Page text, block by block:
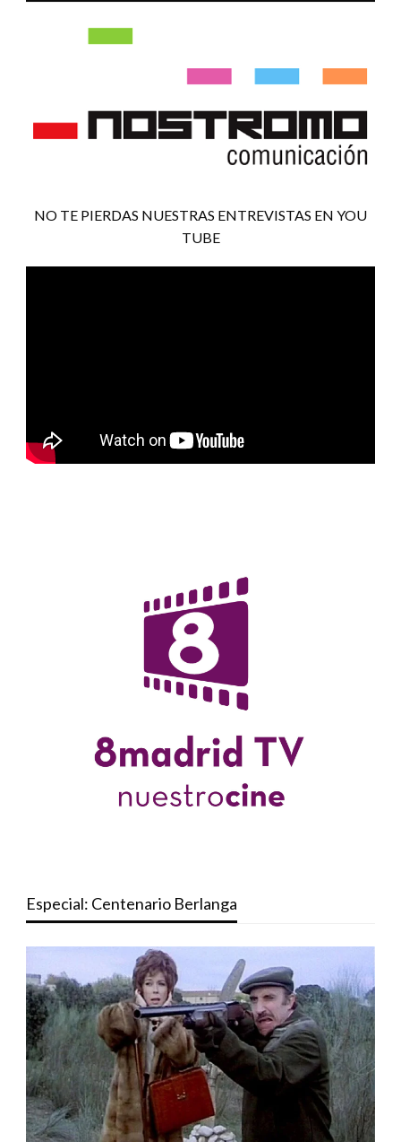
NO TE PIERDAS NUESTRAS ENTREVISTAS EN YOU
TUBE
Especial: Centenario Berlanga